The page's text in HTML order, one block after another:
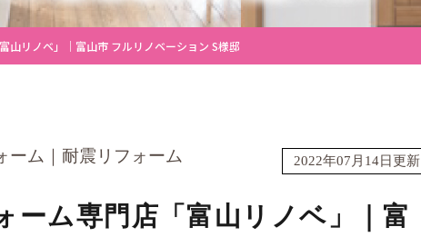
山リノベ」｜富山市 フルリノベーション S様邸
ーム
耐震リフォーム
2022年07月14日更新
ーム専門店「富山リノベ」｜富